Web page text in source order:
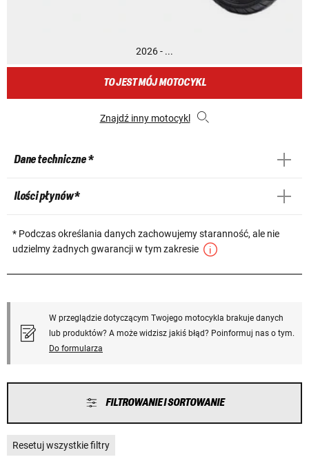
2026 - ...
TO JEST MÓJ MOTOCYKL
Znajdź inny motocykl
Dane techniczne *
Ilości płynów *
* Podczas określania danych zachowujemy staranność, ale nie
udzielmy żadnych gwarancji w tym zakresie
W przeglądzie dotyczącym Twojego motocykla brakuje danych
lub produktów? A może widzisz jakiś błąd? Poinformuj nas o tym.
Do formularza
FILTROWANIE I SORTOWANIE
Resetuj wszystkie filtry